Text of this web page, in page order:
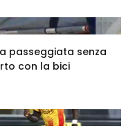
passeggiata senza
con la bici